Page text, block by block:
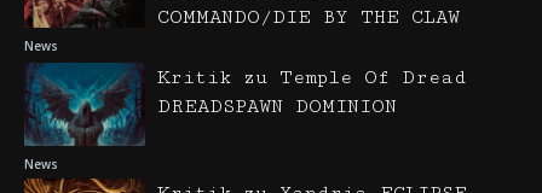
News
COMMANDO/DIE BY THE CLAW
News
Kritik zu Temple Of Dread
DREADSPAWN DOMINION